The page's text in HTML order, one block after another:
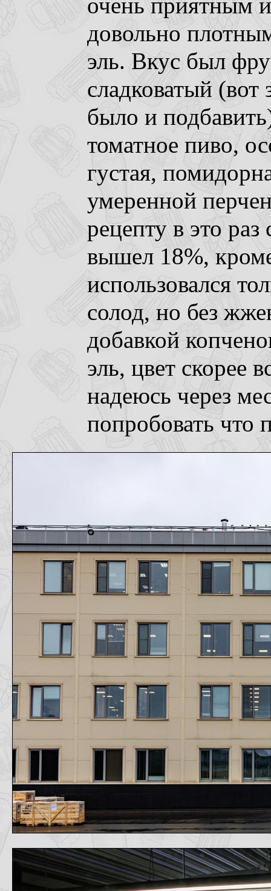
очень приятным
довольно
эль. Вкус был
сладковатый
было и
томатное пиво,
густая,
умеренной
рецепту в это
вышел 18%,
использовался
солод, но без
добавкой
эль, цвет скорее
надеюсь через
попробовать что